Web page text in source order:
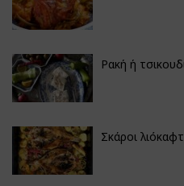
Ρακή ή
Σκάροι